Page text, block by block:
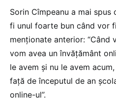
Sorin Cîmpeanu a mai spus
fi unul foarte bun când vor
menționate anterior: “Când
vom avea un învățământ
le avem și nu le avem
față de începutul de an
online-ul”.